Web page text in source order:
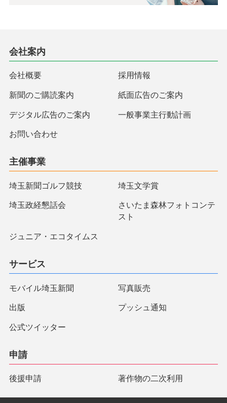
会社案内
会社概要 採用情報
新聞のご購読案内 紙面広告のご案内
デジタル広告のご案内 一般事業主行動計画
お問い合わせ
主催事業
埼玉新聞ゴルフ競技 埼玉文学賞
埼玉政経懇話会
さいたま森林フォトコンテ
スト
ジュニア・エコタイムス
サービス
モバイル埼玉新聞 写真販売
出版 プッシュ通知
公式ツイッター
申請
後援申請 著作物の二次利用